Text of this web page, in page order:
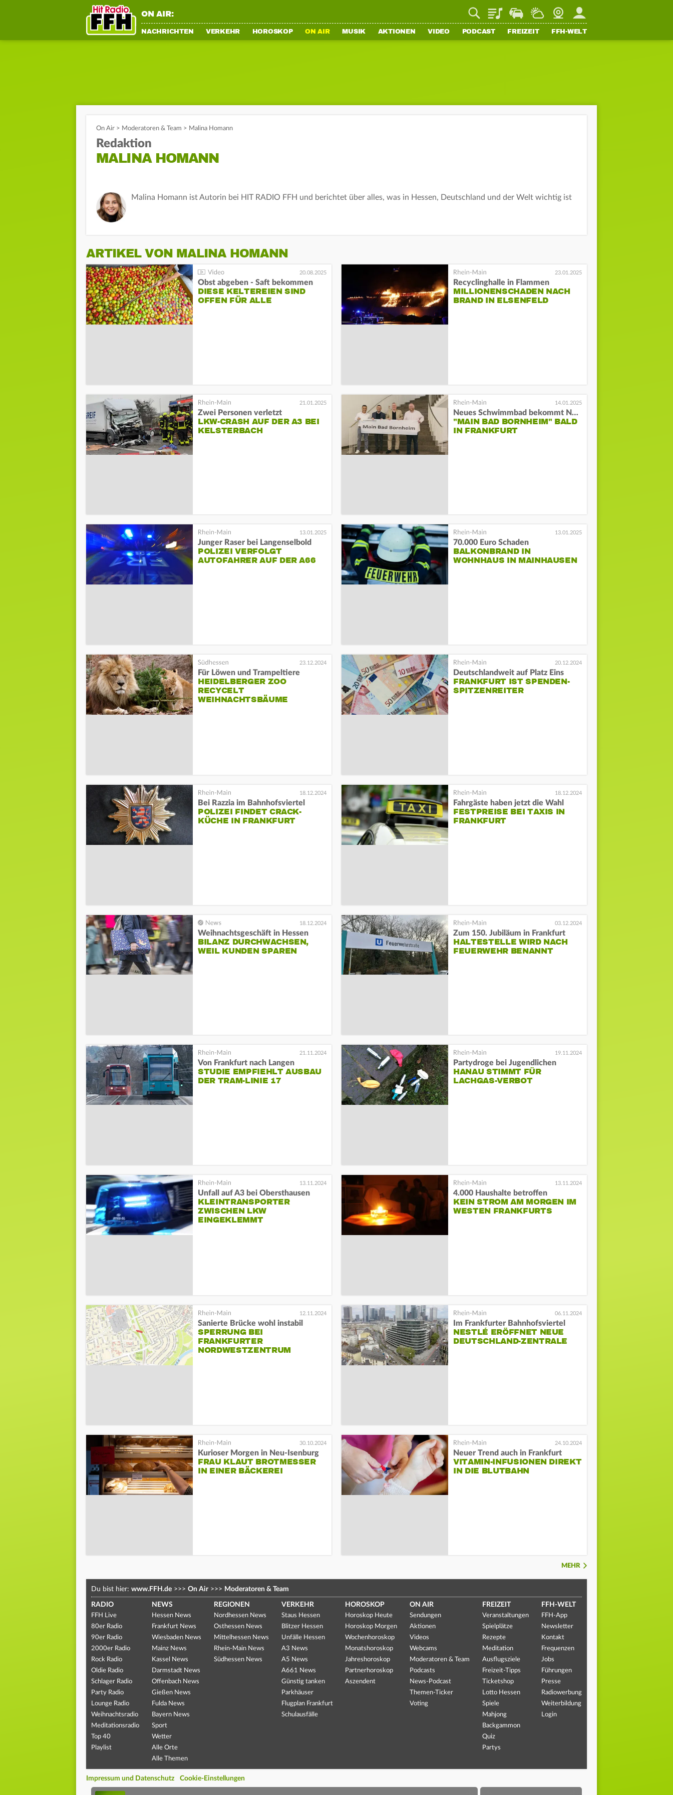
ON AIR: PlaylistStaupilotWetterWebcamMein FFH
NACHRICHTEN VERKEHR HOROSKOP ON AIR MUSIK AKTIONEN VIDEO PODCAST FREIZEIT FFH-WELT
On Air > Moderatoren & Team > Malina Homann
Redaktion
MALINA HOMANN
Malina Homann ist Autorin bei HIT RADIO FFH und berichtet über alles, was in Hessen, Deutschland und der Welt wichtig ist
ARTIKEL VON MALINA HOMANN
20.08.2025
Obst abgeben - Saft bekommen
DIESE KELTEREIEN SIND
OFFEN FÜR ALLE
23.01.2025
Recyclinghalle in Flammen
MILLIONENSCHADEN NACH
BRAND IN ELSENFELD
21.01.2025
Zwei Personen verletzt
LKW-CRASH AUF DER A3 BEI
KELSTERBACH
14.01.2025
Neues Schwimmbad bekommt Namen
"MAIN BAD BORNHEIM" BALD
IN FRANKFURT
13.01.2025
Junger Raser bei Langenselbold
POLIZEI VERFOLGT
AUTOFAHRER AUF DER A66
13.01.2025
70.000 Euro Schaden
BALKONBRAND IN
WOHNHAUS IN MAINHAUSEN
23.12.2024
Für Löwen und Trampeltiere
HEIDELBERGER ZOO
RECYCELT
WEIHNACHTSBÄUME
20.12.2024
Deutschlandweit auf Platz Eins
FRANKFURT IST SPENDEN-
SPITZENREITER
18.12.2024
Bei Razzia im Bahnhofsviertel
POLIZEI FINDET CRACK-
KÜCHE IN FRANKFURT
18.12.2024
Fahrgäste haben jetzt die Wahl
FESTPREISE BEI TAXIS IN
FRANKFURT
18.12.2024
Weihnachtsgeschäft in Hessen
BILANZ DURCHWACHSEN,
WEIL KUNDEN SPAREN
03.12.2024
Zum 150. Jubiläum in Frankfurt
HALTESTELLE WIRD NACH
FEUERWEHR BENANNT
21.11.2024
Von Frankfurt nach Langen
STUDIE EMPFIEHLT AUSBAU
DER TRAM-LINIE 17
19.11.2024
Partydroge bei Jugendlichen
HANAU STIMMT FÜR
LACHGAS-VERBOT
13.11.2024
Unfall auf A3 bei Obersthausen
KLEINTRANSPORTER
ZWISCHEN LKW
EINGEKLEMMT
13.11.2024
4.000 Haushalte betroffen
KEIN STROM AM MORGEN IM
WESTEN FRANKFURTS
12.11.2024
Sanierte Brücke wohl instabil
SPERRUNG BEI
FRANKFURTER
NORDWESTZENTRUM
06.11.2024
Im Frankfurter Bahnhofsviertel
NESTLÉ ERÖFFNET NEUE
DEUTSCHLAND-ZENTRALE
30.10.2024
Kurioser Morgen in Neu-Isenburg
FRAU KLAUT BROTMESSER
IN EINER BÄCKEREI
24.10.2024
Neuer Trend auch in Frankfurt
VITAMIN-INFUSIONEN DIREKT
IN DIE BLUTBAHN
MEHR
Du bist hier: www.FFH.de >>> On Air >>> Moderatoren & Team
RADIO
FFH Live
80er Radio
90er Radio
2000er Radio
Rock Radio
Oldie Radio
Schlager Radio
Party Radio
Lounge Radio
Weihnachtsradio
Meditationsradio
Top 40
Playlist
NEWS
Hessen News
Frankfurt News
Wiesbaden News
Mainz News
Kassel News
Darmstadt News
Offenbach News
Gießen News
Fulda News
Bayern News
Sport
Wetter
Alle Orte
Alle Themen
REGIONEN
Nordhessen News
Osthessen News
Mittelhessen News
Rhein-Main News
Südhessen News
VERKEHR
Staus Hessen
Blitzer Hessen
Unfälle Hessen
A3 News
A5 News
A661 News
Günstig tanken
Parkhäuser
Flugplan Frankfurt
Schulausfälle
HOROSKOP
Horoskop Heute
Horoskop Morgen
Wochenhoroskop
Monatshoroskop
Jahreshoroskop
Partnerhoroskop
Aszendent
ON AIR
Sendungen
Aktionen
Videos
Webcams
Moderatoren & Team
Podcasts
News-Podcast
Themen-Ticker
Voting
FREIZEIT
Veranstaltungen
Spielplätze
Rezepte
Meditation
Ausflugsziele
Freizeit-Tipps
Ticketshop
Lotto Hessen
Spiele
Mahjong
Backgammon
Quiz
Partys
FFH-WELT
FFH-App
Newsletter
Kontakt
Frequenzen
Jobs
Führungen
Presse
Radiowerbung
Weiterbildung
Login
Impressum und Datenschutz Cookie-Einstellungen